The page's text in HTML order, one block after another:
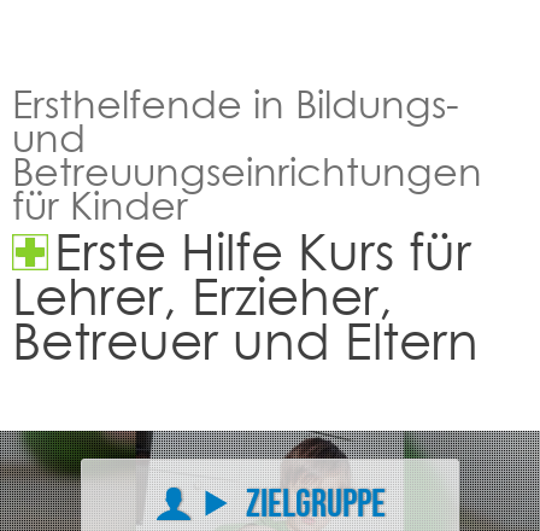
Ersthelfende in Bildungs-
und
Betreuungseinrichtungen
für Kinder
Erste Hilfe Kurs für
Lehrer, Erzieher,
Betreuer und Eltern
Zielgruppe